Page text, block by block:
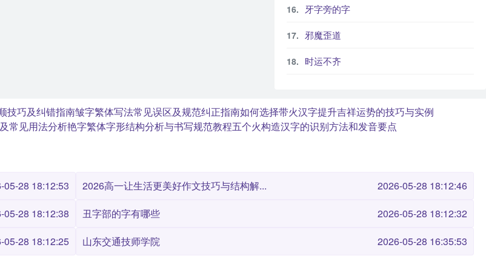
牙字旁的字
邪魔歪道
时运不齐
技巧及纠错指南皱字繁体写法常见误区及规范纠正指南如何选择带火汉字提升吉祥运势的技巧与实例
常见用法分析艳字繁体字形结构分析与书写规范教程五个火构造汉字的识别方法和发音要点
05-28 18:12:53 2026高一让生活更美好作文技巧与结构解...
2026-05-28 18:12:46
05-28 18:12:38 丑字部的字有哪些
2026-05-28 18:12:32
05-28 18:12:25 山东交通技师学院 2026-05-28 16:35:53